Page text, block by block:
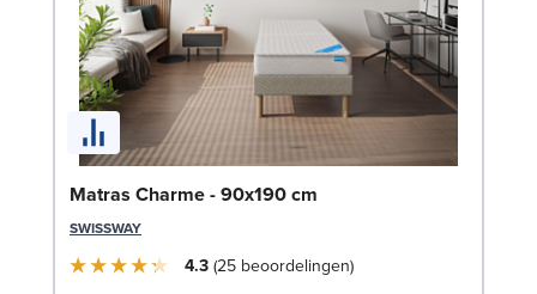
Matras Charme - 90x190 cm
SWISSWAY
4.3 25 beoordelingen